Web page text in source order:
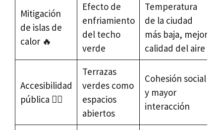
Mitigación
de islas de
calor 🔥
Efecto de
enfriamiento
del techo
verde
Temperatura
de la ciudad
más baja, mejor
calidad del aire
Accesibilidad
pública 🚶‍♀️
Terrazas
verdes como
espacios
abiertos
Cohesión social
y mayor
interacción